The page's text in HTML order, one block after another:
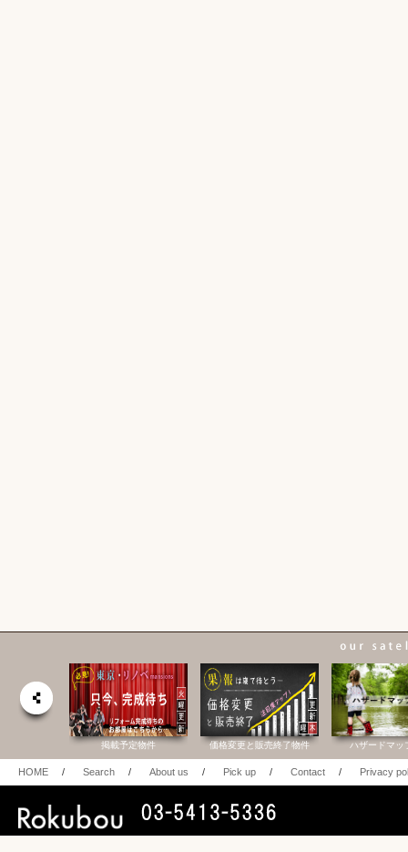
掲載予定物件 価格変更と販売終了物件 ハザードマッ
HOME / Search / About us / Pick up / Contact / Privacy